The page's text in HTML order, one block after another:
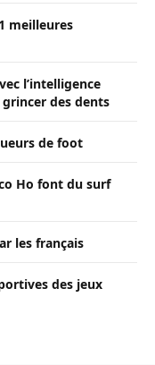
meilleures
l’intelligence
des dents
de foot
Ho font du surf
les français
des jeux